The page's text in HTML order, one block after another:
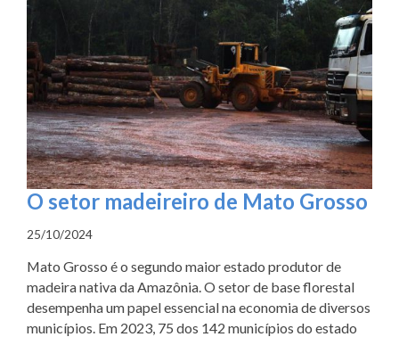
O setor madeireiro de Mato Grosso
25/10/2024
Mato Grosso é o segundo maior estado produtor de
madeira nativa da Amazônia. O setor de base florestal
desempenha um papel essencial na economia de diversos
municípios. Em 2023, 75 dos 142 municípios do estado